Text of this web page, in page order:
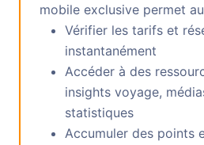
mobile exclusive permet
Vérifier les tarifs et
instantanément
Accéder à des
insights voyage,
statistiques
Accumuler des points